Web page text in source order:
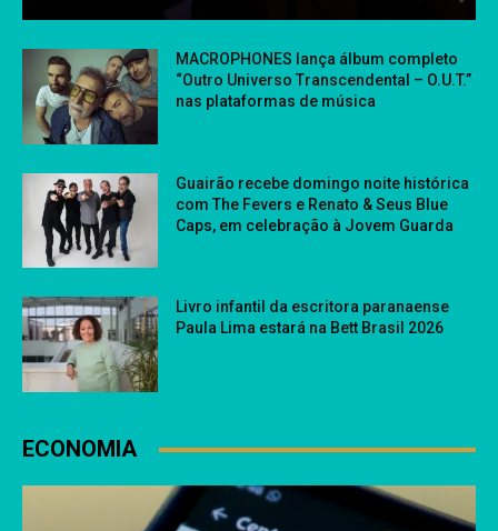
MACROPHONES lança álbum completo
“Outro Universo Transcendental – O.U.T.”
nas plataformas de música
Guairão recebe domingo noite histórica
com The Fevers e Renato & Seus Blue
Caps, em celebração à Jovem Guarda
Livro infantil da escritora paranaense
Paula Lima estará na Bett Brasil 2026
ECONOMIA